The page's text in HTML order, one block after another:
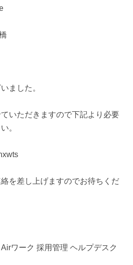
ました。
いただきますので下記より必要
。
を差し上げますのでお待ちくだ
ワーク 採用管理 ヘルプデスク